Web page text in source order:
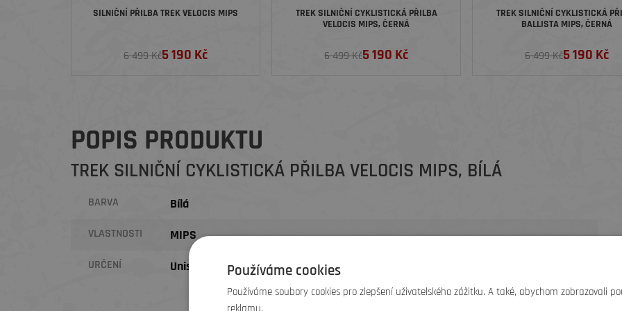
SILNIČNÍ PŘILBA TREK VELOCIS MIPS
6 499 Kč5 190 Kč
TREK SILNIČNÍ CYKLISTICKÁ PŘILBA
VELOCIS MIPS, ČERNÁ
6 499 Kč5 190 Kč
TREK SILNIČNÍ CYKLISTICKÁ
BALLISTA MIPS, ČERNÁ
6 499 Kč5 190 Kč
POPIS PRODUKTU
TREK SILNIČNÍ CYKLISTICKÁ PŘILBA VELOCIS MIPS, BÍLÁ
BARVA Bílá
VLASTNOSTI MIPS
URČENÍ Unisex Používáme cookies
Používáme soubory cookies pro zlepšení uživatelského zážitku. A také, abychom zobrazovali